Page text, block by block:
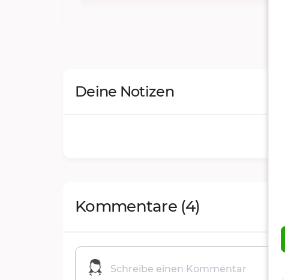
Deine Notizen
Kommentare (4)